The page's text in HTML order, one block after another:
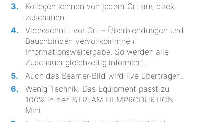
Kollegen können von jedem Ort aus direkt
zuschauen.
Videoschnitt vor Ort – Überblendungen und
Bauchbinden vervollkommnen
Informationsweitergabe. So werden alle
Zuschauer gleichzeitig informiert.
Auch das Beamer-Bild wird live übertragen.
Wenig Technik: Das Equipment passt zu
100% in den STREAM FILMPRODUKTION
Mini.